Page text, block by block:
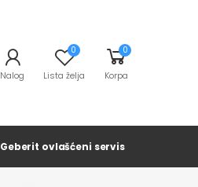
Nalog
0
Lista želja
0
Korpa
Geberit ovlašćeni servis